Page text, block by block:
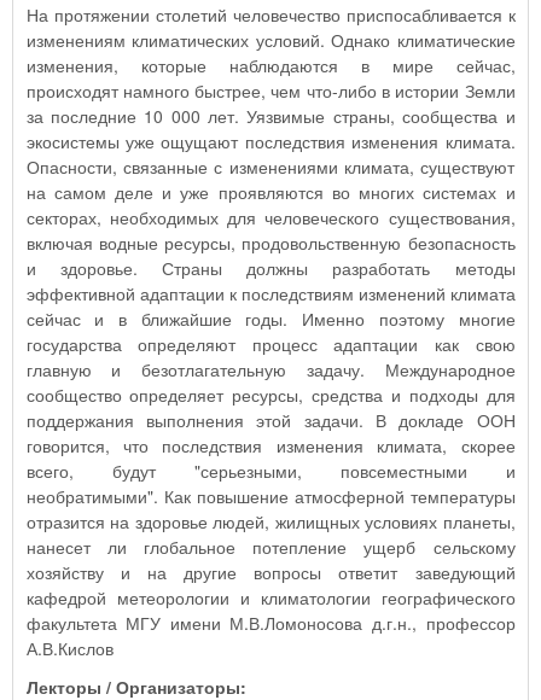
На протяжении столетий человечество приспосабливается к
изменениям климатических условий. Однако климатические
изменения, которые наблюдаются в мире сейчас,
происходят намного быстрее, чем что-либо в истории Земли
за последние 10 000 лет. Уязвимые страны, сообщества и
экосистемы уже ощущают последствия изменения климата.
Опасности, связанные с изменениями климата, существуют
на самом деле и уже проявляются во многих системах и
секторах, необходимых для человеческого существования,
включая водные ресурсы, продовольственную безопасность
и здоровье. Страны должны разработать методы
эффективной адаптации к последствиям изменений климата
сейчас и в ближайшие годы. Именно поэтому многие
государства определяют процесс адаптации как свою
главную и безотлагательную задачу. Международное
сообщество определяет ресурсы, средства и подходы для
поддержания выполнения этой задачи. В докладе ООН
говорится, что последствия изменения климата, скорее
всего, будут "серьезными, повсеместными и
необратимыми". Как повышение атмосферной температуры
отразится на здоровье людей, жилищных условиях планеты,
нанесет ли глобальное потепление ущерб сельскому
хозяйству и на другие вопросы ответит заведующий
кафедрой метеорологии и климатологии географического
факультета МГУ имени М.В.Ломоносова д.г.н., профессор
А.В.Кислов
Лекторы / Организаторы: